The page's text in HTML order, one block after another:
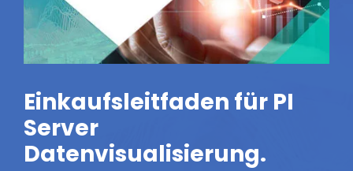
Einkaufsleitfaden für PI
Server
Datenvisualisierung.